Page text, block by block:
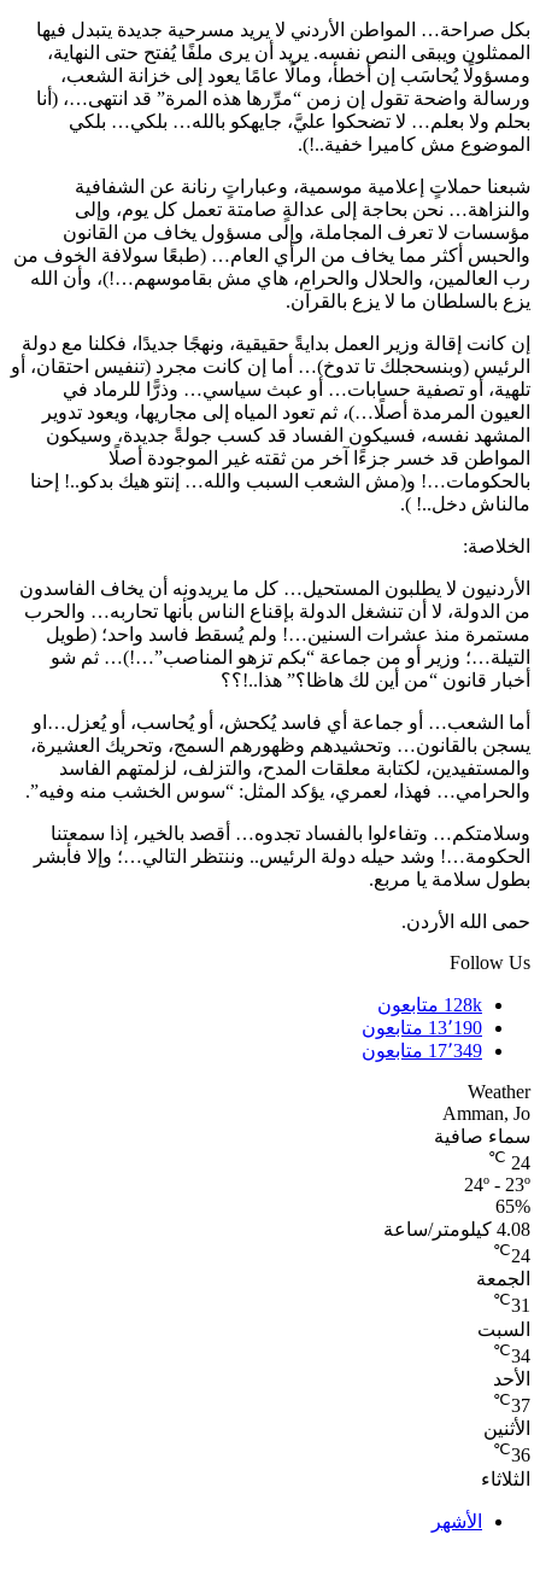
بكل صراحة… المواطن الأردني لا يريد مسرحية جديدة يتبدل فيها
الممثلون ويبقى النص نفسه. يريد أن يرى ملفًا يُفتح حتى النهاية،
ومسؤولًا يُحاسَب إن أخطأ، ومالًا عامًا يعود إلى خزانة الشعب،
ورسالة واضحة تقول إن زمن “مرِّرها هذه المرة” قد انتهى…، (أنا
بحلم ولا بعلم… لا تضحكوا عليَّ، جايهكو بالله… بلكي… بلكي
الموضوع مش كاميرا خفية..!).
شبعنا حملاتٍ إعلامية موسمية، وعباراتٍ رنانة عن الشفافية
والنزاهة… نحن بحاجة إلى عدالةٍ صامتة تعمل كل يوم، وإلى
مؤسسات لا تعرف المجاملة، وإلى مسؤول يخاف من القانون
والحبس أكثر مما يخاف من الرأي العام… (طبعًا سولافة الخوف من
رب العالمين، والحلال والحرام، هاي مش بقاموسهم…!)، وأن الله
يزع بالسلطان ما لا يزع بالقرآن.
إن كانت إقالة وزير العمل بدايةً حقيقية، ونهجًا جديدًا، فكلنا مع دولة
الرئيس (وبنسحجلك تا تدوخ)… أما إن كانت مجرد (تنفيس احتقان، أو
تلهية، أو تصفية حسابات… أو عبث سياسي… وذرًّا للرماد في
العيون المرمدة أصلًا…)، ثم تعود المياه إلى مجاريها، ويعود تدوير
المشهد نفسه، فسيكون الفساد قد كسب جولةً جديدة، وسيكون
المواطن قد خسر جزءًا آخر من ثقته غير الموجودة أصلًا
بالحكومات…! و(مش الشعب السبب والله… إنتو هيك بدكو..! إحنا
مالناش دخل..! ).
الخلاصة:
الأردنيون لا يطلبون المستحيل… كل ما يريدونه أن يخاف الفاسدون
من الدولة، لا أن تنشغل الدولة بإقناع الناس بأنها تحاربه… والحرب
مستمرة منذ عشرات السنين…! ولم يُسقط فاسد واحد؛ (طويل
التيلة…؛ وزير أو من جماعة “بكم تزهو المناصب”…!)… ثم شو
أخبار قانون “من أين لك هاظا؟” هذا..!؟؟
أما الشعب… أو جماعة أي فاسد يُكحش، أو يُحاسب، أو يُعزل…او
يسجن بالقانون… وتحشيدهم وظهورهم السمج، وتحريك العشيرة،
والمستفيدين، لكتابة معلقات المدح، والتزلف، لزلمتهم الفاسد
والحرامي… فهذا، لعمري، يؤكد المثل: “سوس الخشب منه وفيه”.
وسلامتكم… وتفاءلوا بالفساد تجدوه… أقصد بالخير، إذا سمعتنا
الحكومة…! وشد حيله دولة الرئيس.. وننتظر التالي…؛ وإلا فأبشر
بطول سلامة يا مربع.
حمى الله الأردن.
Follow Us
128k متابعون
13٬190 متابعون
17٬349 متابعون
Weather
Amman, Jo
سماء صافية
24
℃
24º - 23º
65%
4.08 كيلومتر/ساعة
24
℃
الجمعة
31
℃
السبت
34
℃
الأحد
37
℃
الأثنين
36
℃
الثلاثاء
الأشهر